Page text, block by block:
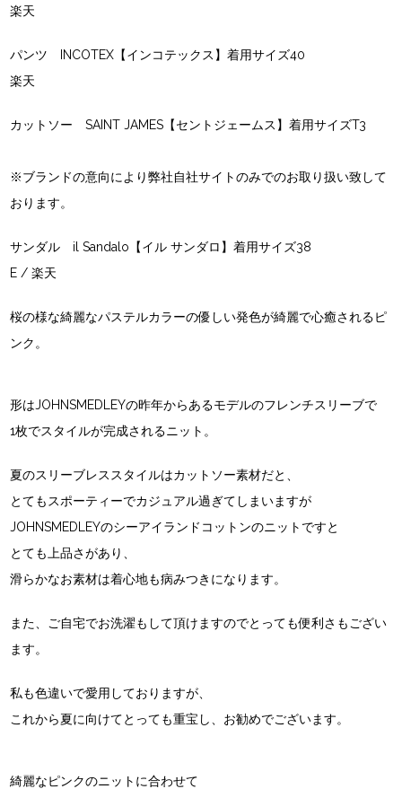
楽天
パンツ INCOTEX【インコテックス】着用サイズ40
楽天
カットソー SAINT JAMES【セントジェームス】着用サイズT3
※ブランドの意向により弊社自社サイトのみでのお取り扱い致して
おります。
サンダル il Sandalo【イル サンダロ】着用サイズ38
E /楽天
桜の様な綺麗なパステルカラーの優しい発色が綺麗で心癒されるピ
ンク。
形はJOHNSMEDLEYの昨年からあるモデルのフレンチスリーブで
1枚でスタイルが完成されるニット。
夏のスリーブレススタイルはカットソー素材だと、
とてもスポーティーでカジュアル過ぎてしまいますが
JOHNSMEDLEYのシーアイランドコットンのニットですと
とても上品さがあり、
滑らかなお素材は着心地も病みつきになります。
また、ご自宅でお洗濯もして頂けますのでとっても便利さもござい
ます。
私も色違いで愛用しておりますが、
これから夏に向けてとっても重宝し、お勧めでございます。
綺麗なピンクのニットに合わせて